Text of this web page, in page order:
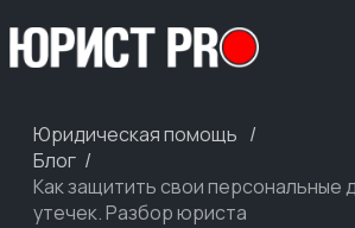
Юридическая помощь
Блог
Как защитить свои персональные
утечек. Разбор юриста